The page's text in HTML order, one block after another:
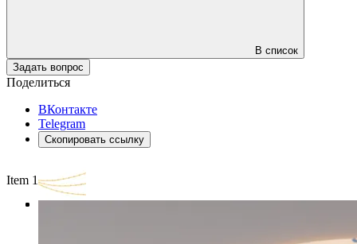
В список
Задать вопрос
Поделиться
ВКонтакте
Telegram
Скопировать ссылку
Item 1 of 3